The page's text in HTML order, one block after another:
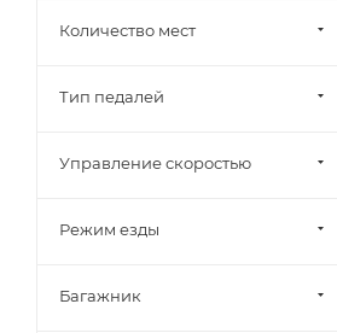
Количество мест
Тип педалей
Управление скоростью
Режим езды
Багажник